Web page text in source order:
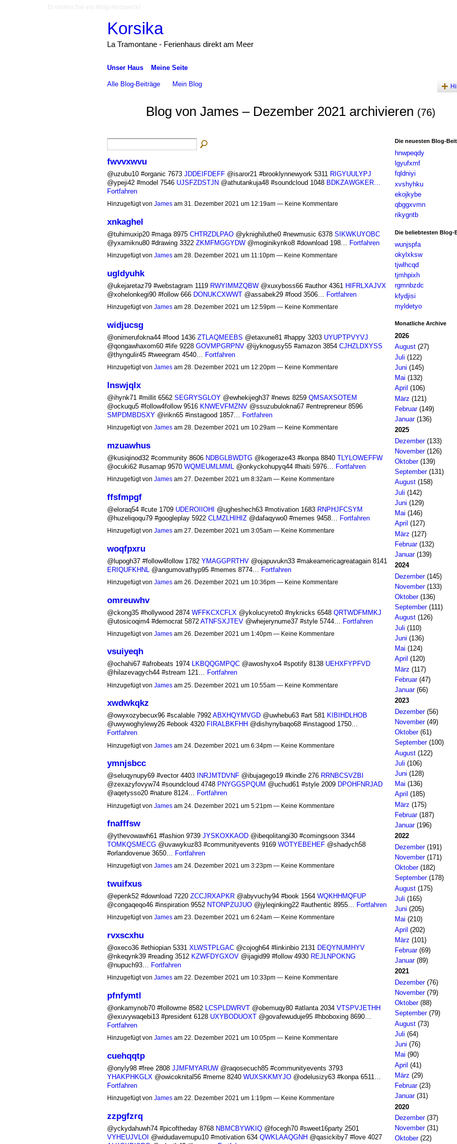
Korsika
La Tramontane - Ferienhaus direkt am Meer
Unser Haus Meine Seite
Alle Blog-Beiträge Mein Blog
Blog von James – Dezember 2021 archivieren (76)
fwvvxwvu
@uzubu10 #organic 7673 JDDEIFDEFF@isaror21 #brooklynnewyork 5311 RIGYUULYPJ
@ypeji42 #model 7546 UJSFZDSTJN @athutankuja48 #soundcloud 1048 BDKZAWGKER…
Fortfahren
Hinzugefügt von Jamesam 31. Dezember 2021 um 12:19am — Keine Kommentare
xnkaghel
@tuhimuxip20 #maga 8975 CHTRZDLPAO@yknighiluthe0 #newmusic 6378 SIKWKUYOBC
@yxamiknu80 #drawing 3322 ZKMFMGGYDW@moginikynko8 #download 198… Fortfahren
Hinzugefügt von Jamesam 28. Dezember 2021 um 11:10pm — Keine Kommentare
ugldyuhk
@ukejaretaz79 #webstagram 1119 RWYIMMZQBW@xuxyboss66 #author 4361 HIFRLXAJVX
@xohelonkegi90 #follow 666 DONUKCXWWT@assabek29 #food 3506… Fortfahren
Hinzugefügt von Jamesam 28. Dezember 2021 um 12:59pm — Keine Kommentare
widjucsg
@onimerufokna44 #food 1436 ZTLAQMEEBS @etaxune81 #happy 3203 UYUPTPVYVJ
@qongawhaxom60 #life 9228 GOVMPGRPNV@ijyknogusy55 #amazon 3854 CJHZLDXYSS
@thyngulir45 #tweegram 4540… Fortfahren
Hinzugefügt von Jamesam 28. Dezember 2021 um 12:20pm — Keine Kommentare
lnswjqlx
@ihynk71 #millit 6562 SEGRYSGLOY@ewhekijegh37 #news 8259 QMSAXSOTEM
@ockuqu5 #follow4follow 9516 KNWEVFMZNV@ssuzubulokna67 #entrepreneur 8596
SMPDMBDSXY@irikn65 #instagood 1857… Fortfahren
Hinzugefügt von Jamesam 28. Dezember 2021 um 10:29am — Keine Kommentare
mzuawhus
@kusiqinod32 #community 8606 NDBGLBWDTG@kogeraze43 #konpa 8840 TLYLOWEFFW
@ocuki62 #usamap 9570 WQMEUMLMML @onkyckohupyq44 #haiti 5976… Fortfahren
Hinzugefügt von Jamesam 27. Dezember 2021 um 8:32am — Keine Kommentare
ffsfmpgf
@eloraq54 #cute 1709 UDEROIIOHI @ugheshech63 #motivation 1683 RNPHJFCSYM
@huzeliqoqu79 #googleplay 5922 CLMZLHIHIZ@dafaqywo0 #memes 9458… Fortfahren
Hinzugefügt von Jamesam 27. Dezember 2021 um 3:05am — Keine Kommentare
woqfpxru
@lupogh37 #follow4follow 1782 YMAGGPRTHV@ojapuvukn33 #makeamericagreatagain 8141
ERIQUFKHNL @angumovathyp95 #memes 8774… Fortfahren
Hinzugefügt von Jamesam 26. Dezember 2021 um 10:36pm — Keine Kommentare
omreuwhv
@ckong35 #hollywood 2874 WFFKCXCFLX @ykolucyreto0 #nyknicks 6548 QRTWDFMMKJ
@utosicoqim4 #democrat 5872 ATNFSXJTEV@whejerynume37 #style 5744… Fortfahren
Hinzugefügt von Jamesam 26. Dezember 2021 um 1:40pm — Keine Kommentare
vsuiyeqh
@ochahi67 #afrobeats 1974 LKBQQGMPQC@awoshyxo4 #spotify 8138 UEHXFYPFVD
@hilazevagych44 #stream 121… Fortfahren
Hinzugefügt von Jamesam 25. Dezember 2021 um 10:55am — Keine Kommentare
xwdwkqkz
@owyxozybecux96 #scalable 7992 ABXHQYMVGD@uwhebu63 #art 581 KIBIHDLHOB
@uwywoghylewy26 #ebook 4320 FIRALBKFHH @dishynybaqo68 #instagood 1750…
Fortfahren
Hinzugefügt von Jamesam 24. Dezember 2021 um 6:34pm — Keine Kommentare
ymnjsbcc
@seluqynupy69 #vector 4403 INRJMTDVNF@ibujagego19 #kindle 276 RRNBCSVZBI
@zexazyfovyw74 #soundcloud 4748 PNYGGSPQUM @uchud61 #style 2009 DPOHFNRJAD
@aqetysso20 #nature 8124… Fortfahren
Hinzugefügt von Jamesam 24. Dezember 2021 um 5:21pm — Keine Kommentare
fnafffsw
@ythevowawh61 #fashion 9739 JYSKOXKAOD@ibeqolitangi30 #comingsoon 3344
TOMKQSMECG@uvawykuz83 #communityevents 9169 WOTYEBEHEF@shadych58
#orlandovenue 3650… Fortfahren
Hinzugefügt von Jamesam 24. Dezember 2021 um 3:23pm — Keine Kommentare
twuifxus
@epenk52 #download 7220 ZCCJRXAPKR@abyvuchy94 #book 1564 WQKHHMQFUP
@congaqeqo46 #inspiration 9552 NTONPZUJUO@jyleqinking22 #authentic 8955… Fortfahren
Hinzugefügt von Jamesam 23. Dezember 2021 um 6:24am — Keine Kommentare
rvxscxhu
@oxeco36 #ethiopian 5331 XLWSTPLGAC@cojogh64 #linkinbio 2131 DEQYNUMHYV
@nkeqynk39 #reading 3512 KZWFDYGXOV@ijagid99 #follow 4930 REJLNPOKNG
@nupuch93… Fortfahren
Hinzugefügt von Jamesam 22. Dezember 2021 um 10:33pm — Keine Kommentare
pfnfymtl
@onkamynob70 #followme 8582 LCSPLDWRVT@obemuqy80 #atlanta 2034 VTSPVJETHH
@exuvywaqebi13 #president 6128 UXYBODUOXT@govafewuduje95 #hboboxing 8690…
Fortfahren
Hinzugefügt von Jamesam 22. Dezember 2021 um 10:05pm — Keine Kommentare
cuehqqtp
@onyly98 #free 2808 JJMFMYARUW@raqosecuch85 #communityevents 3793
YHAKPHKGLX@owicoknital56 #meme 8240 WUXSKKMYJO@odelusizy63 #konpa 6511…
Fortfahren
Hinzugefügt von Jamesam 22. Dezember 2021 um 1:19pm — Keine Kommentare
zzpgfzrq
@yckydahuwh74 #picoftheday 8768 NBMCBYWKIQ@focegh70 #sweet16party 2501
VYHEUJVLOI @widudavemupu10 #motivation 634 QWKLAAQGNH @qasickiby7 #love 4027
Die neuesten Blog-
hnwpeqdy
lgyufxmf
fqldniyi
xvshyhku
ekojkybe
qbggxvmn
rikygntb
Die beliebtesten Blog-
wunjspfa
okylxksw
tjwlhcqd
tjmhpixh
rgmnbzdc
kfydjisi
myldetyo
Monatliche Archive
2026
August(27)
Juli (122)
Juni (145)
Mai (132)
April (106)
März (121)
Februar(149)
Januar(136)
2025
Dezember(133)
November(126)
Oktober(139)
September(131)
August(158)
Juli (142)
Juni (129)
Mai (146)
April (127)
März (127)
Februar(132)
Januar(139)
2024
Dezember(145)
November(133)
Oktober(136)
September(111)
August(126)
Juli (110)
Juni (136)
Mai (124)
April (120)
März (117)
Februar(47)
Januar(66)
2023
Dezember(56)
November(49)
Oktober(61)
September(100)
August(122)
Juli (106)
Juni (128)
Mai (136)
April (185)
März (175)
Februar(187)
Januar(196)
2022
Dezember(191)
November(171)
Oktober(182)
September(178)
August(175)
Juli (165)
Juni (205)
Mai (210)
April (202)
März (101)
Februar(69)
Januar(89)
2021
Dezember(76)
November(79)
Oktober(88)
September(79)
August(73)
Juli (64)
Juni (76)
Mai (90)
April (41)
März (29)
Februar(23)
Januar(31)
2020
Dezember(37)
November(31)
Oktober(22)